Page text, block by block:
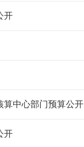
开
算中心部门预算公开
开